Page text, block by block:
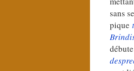
sans
pique